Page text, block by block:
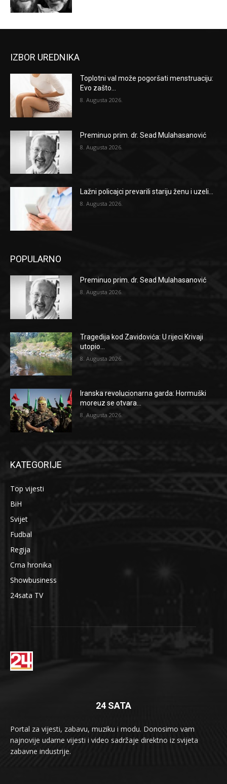
IZBOR UREDNIKA
Toplotni val može pogoršati menstruaciju:
Evo zašto...
8. Augusta 2026.
Preminuo prim. dr. Sead Mulahasanović
8. Augusta 2026.
Lažni policajci prevarili stariju ženu i uzeli...
8. Augusta 2026.
POPULARNO
Preminuo prim. dr. Sead Mulahasanović
8. Augusta 2026.
Tragedija kod Zavidovića: U rijeci Krivaji
utopio...
8. Augusta 2026.
Iranska revolucionarna garda: Hormuški
moreuz se otvara...
8. Augusta 2026.
KATEGORIJE
Top vijesti
BiH
Svijet
Fudbal
Regija
Crna hronika
Showbusiness
24sata TV
24 SATA
Portal za vijesti, zabavu, muziku i modu. Donosimo vam
najnovije udarne vijesti i video sadržaje direktno iz svijeta
zabavne industrije.